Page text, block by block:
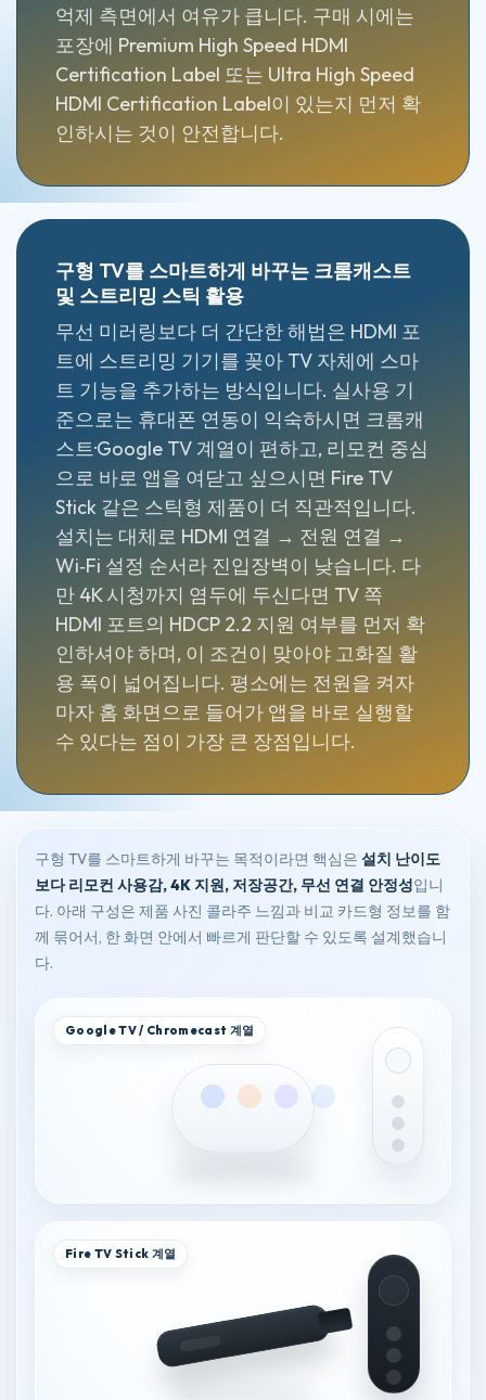
억제 측면에서 여유가 큽니다. 구매 시에는
포장에 Premium High Speed HDMI
Certification Label 또는 Ultra High Speed
HDMI Certification Label이 있는지 먼저 확
인하시는 것이 안전합니다.
구형 TV를 스마트하게 바꾸는 크롬캐스트
및 스트리밍 스틱 활용
무선 미러링보다 더 간단한 해법은 HDMI 포
트에 스트리밍 기기를 꽂아 TV 자체에 스마
트 기능을 추가하는 방식입니다. 실사용 기
준으로는 휴대폰 연동이 익숙하시면 크롬캐
스트·Google TV 계열이 편하고, 리모컨 중심
으로 바로 앱을 여닫고 싶으시면 Fire TV
Stick 같은 스틱형 제품이 더 직관적입니다.
설치는 대체로 HDMI 연결 → 전원 연결 →
Wi‑Fi 설정 순서라 진입장벽이 낮습니다. 다
만 4K 시청까지 염두에 두신다면 TV 쪽
HDMI 포트의 HDCP 2.2 지원 여부를 먼저 확
인하셔야 하며, 이 조건이 맞아야 고화질 활
용 폭이 넓어집니다. 평소에는 전원을 켜자
마자 홈 화면으로 들어가 앱을 바로 실행할
수 있다는 점이 가장 큰 장점입니다.
구형 TV를 스마트하게 바꾸는 목적이라면 핵심은 설치 난이도
보다 리모컨 사용감, 4K 지원, 저장공간, 무선 연결 안정성입니
다. 아래 구성은 제품 사진 콜라주 느낌과 비교 카드형 정보를 함
께 묶어서, 한 화면 안에서 빠르게 판단할 수 있도록 설계했습니
다.
Google TV / Chromecast 계열
Fire TV Stick 계열